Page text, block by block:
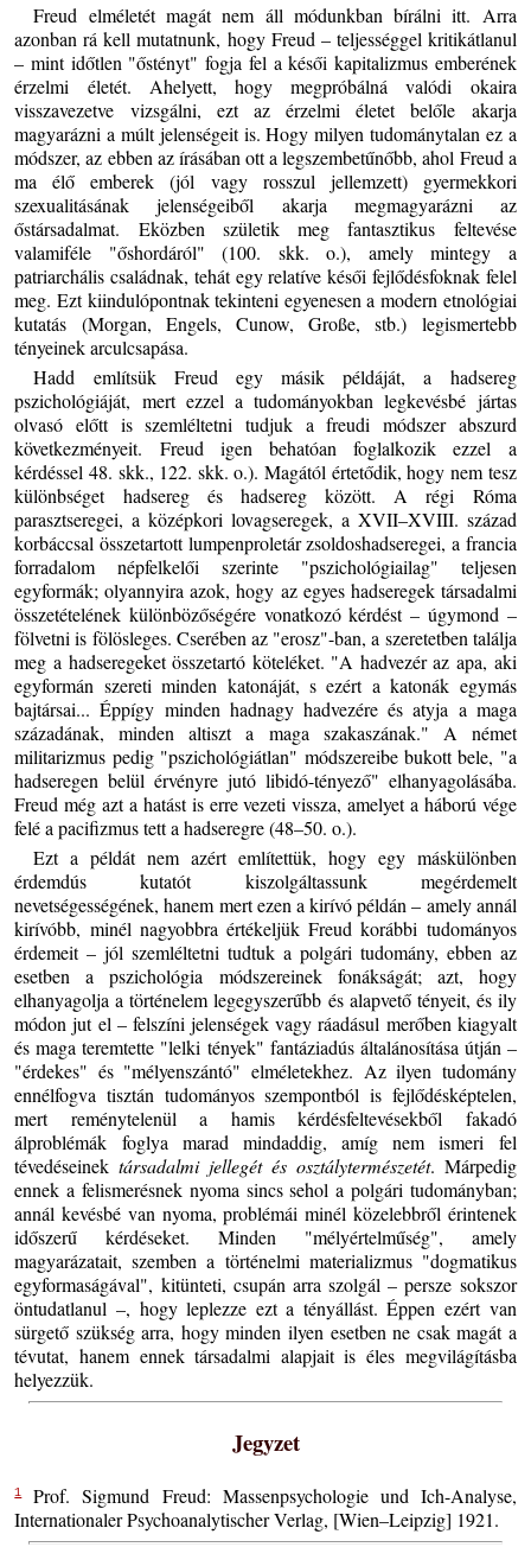
Freud elméletét magát nem áll módunkban bírálni itt. Arra
azonban rá kell mutatnunk, hogy Freud – teljességgel kritikátlanul
– mint időtlen "őstényt" fogja fel a késői kapitalizmus emberének
érzelmi életét. Ahelyett, hogy megpróbálná valódi okaira
visszavezetve vizsgálni, ezt az érzelmi életet belőle akarja
magyarázni a múlt jelenségeit is. Hogy milyen tudománytalan ez a
módszer, az ebben az írásában ott a legszembetűnőbb, ahol Freud a
ma élő emberek (jól vagy rosszul jellemzett) gyermekkori
szexualitásának jelenségeiből akarja megmagyarázni az
őstársadalmat. Eközben születik meg fantasztikus feltevése
valamiféle "őshordáról" (100. skk. o.), amely mintegy a
patriarchális családnak, tehát egy relatíve késői fejlődésfoknak felel
meg. Ezt kiindulópontnak tekinteni egyenesen a modern etnológiai
kutatás (Morgan, Engels, Cunow, Große, stb.) legismertebb
tényeinek arculcsapása.
Hadd említsük Freud egy másik példáját, a hadsereg
pszichológiáját, mert ezzel a tudományokban legkevésbé jártas
olvasó előtt is szemléltetni tudjuk a freudi módszer abszurd
következményeit. Freud igen behatóan foglalkozik ezzel a
kérdéssel 48. skk., 122. skk. o.). Magától értetődik, hogy nem tesz
különbséget hadsereg és hadsereg között. A régi Róma
parasztseregei, a középkori lovagseregek, a XVII–XVIII. század
korbáccsal összetartott lumpenproletár zsoldoshadseregei, a francia
forradalom népfelkelői szerinte "pszichológiailag" teljesen
egyformák; olyannyira azok, hogy az egyes hadseregek társadalmi
összetételének különbözőségére vonatkozó kérdést – úgymond –
fölvetni is fölösleges. Cserében az "erosz"-ban, a szeretetben találja
meg a hadseregeket összetartó köteléket. "A hadvezér az apa, aki
egyformán szereti minden katonáját, s ezért a katonák egymás
bajtársai... Éppígy minden hadnagy hadvezére és atyja a maga
századának, minden altiszt a maga szakaszának." A német
militarizmus pedig "pszichológiátlan" módszereibe bukott bele, "a
hadseregen belül érvényre jutó libidó-tényező" elhanyagolásába.
Freud még azt a hatást is erre vezeti vissza, amelyet a háború vége
felé a pacifizmus tett a hadseregre (48–50. o.).
Ezt a példát nem azért említettük, hogy egy máskülönben
érdemdús kutatót kiszolgáltassunk megérdemelt
nevetségességének, hanem mert ezen a kirívó példán – amely annál
kirívóbb, minél nagyobbra értékeljük Freud korábbi tudományos
érdemeit – jól szemléltetni tudtuk a polgári tudomány, ebben az
esetben a pszichológia módszereinek fonákságát; azt, hogy
elhanyagolja a történelem legegyszerűbb és alapvető tényeit, és ily
módon jut el – felszíni jelenségek vagy ráadásul merőben kiagyalt
és maga teremtette "lelki tények" fantáziadús általánosítása útján –
"érdekes" és "mélyenszántó" elméletekhez. Az ilyen tudomány
ennélfogva tisztán tudományos szempontból is fejlődésképtelen,
mert reménytelenül a hamis kérdésfeltevésekből fakadó
álproblémák foglya marad mindaddig, amíg nem ismeri fel
tévedéseinektársadalmi jellegét és osztálytermészetét. Márpedig
ennek a felismerésnek nyoma sincs sehol a polgári tudományban;
annál kevésbé van nyoma, problémái minél közelebbről érintenek
időszerű kérdéseket. Minden "mélyértelműség", amely
magyarázatait, szemben a történelmi materializmus "dogmatikus
egyformaságával", kitünteti, csupán arra szolgál – persze sokszor
öntudatlanul –, hogy leplezze ezt a tényállást. Éppen ezért van
sürgető szükség arra, hogy minden ilyen esetben ne csak magát a
tévutat, hanem ennek társadalmi alapjait is éles megvilágításba
helyezzük.
Jegyzet
1Prof. Sigmund Freud: Massenpsychologie und Ich-Analyse,
Internationaler Psychoanalytischer Verlag, [Wien–Leipzig] 1921.